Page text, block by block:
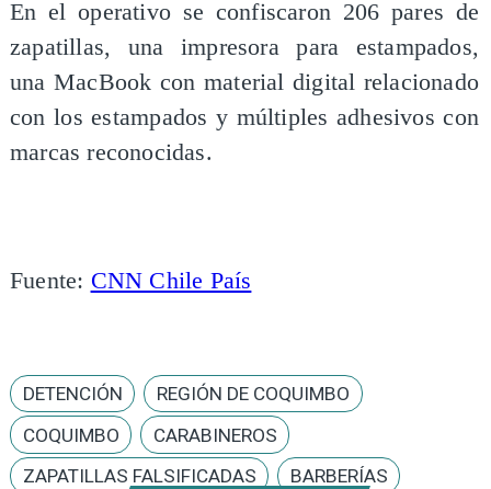
En el operativo se confiscaron 206 pares de
zapatillas, una impresora para estampados,
una MacBook con material digital relacionado
con los estampados y múltiples adhesivos con
marcas reconocidas.
Fuente: CNN Chile País
DETENCIÓN
REGIÓN DE COQUIMBO
COQUIMBO
CARABINEROS
ZAPATILLAS FALSIFICADAS
BARBERÍAS